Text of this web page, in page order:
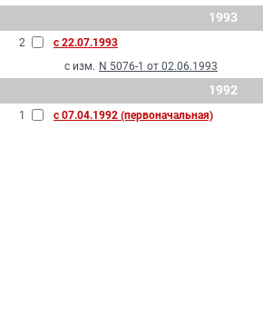
1993
2
с 22.07.1993
с изм. N 5076-1 от 02.06.1993
1992
1 с 07.04.1992 (первоначальная)